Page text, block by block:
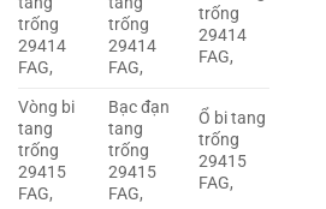
trống
29414
FAG,
trống
29414
FAG,
trống
29414
FAG,
Vòng bi
tang
trống
29415
FAG,
Bạc đạn
tang
trống
29415
FAG,
Ổ bi tang
trống
29415
FAG,